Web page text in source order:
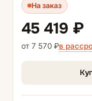
На заказ
45 419 ₽
от 7 570 ₽в